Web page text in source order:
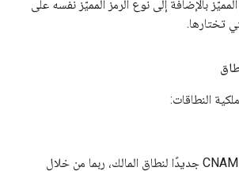
بالإضافة إلى نوع الرمز المميّز نفسه على
تختارها.
النطاقات:
ينشئ تطبيقك سجلّ CNAME جديدًا لنطاق المالك، ربما من خلال